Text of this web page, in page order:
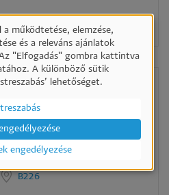
DR. TÖRŐCSIK MÁRIA
Emerita
-
torocsik.maria@ktk.pte.hu
B226
működtetése, elemzése,
és a releváns ajánlatok
"Elfogadás" gombra kattintva
A különböző sütik
lehetőséget.
engedélyezése